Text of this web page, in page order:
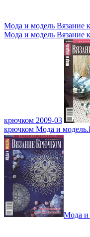
Мода и модель Вязание
Мода и модель Вязание
крючком 2009-03
крючком Мода и
Мода и